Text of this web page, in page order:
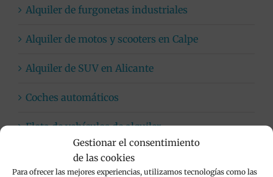
Gestionar el consentimiento
de las cookies
Para ofrecer las mejores experiencias, utilizamos tecnologías como las
Alquiler de furgonetas industriales
Alquiler de motos y scooters en Calpe
Alquiler de SUV en Alicante
Coches automáticos
Flota de vehículos de alquiler
Limpieza de vehículos